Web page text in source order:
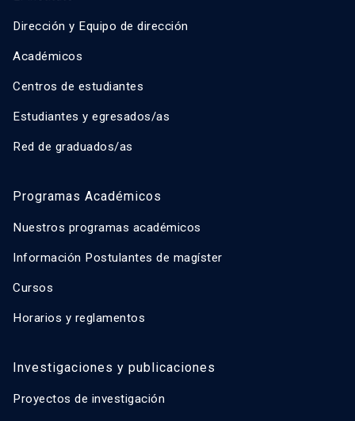
Dirección y Equipo de dirección
Académicos
Centros de estudiantes
Estudiantes y egresados/as
Red de graduados/as
Programas Académicos
Nuestros programas académicos
Información Postulantes de magíster
Cursos
Horarios y reglamentos
Investigaciones y publicaciones
Proyectos de investigación